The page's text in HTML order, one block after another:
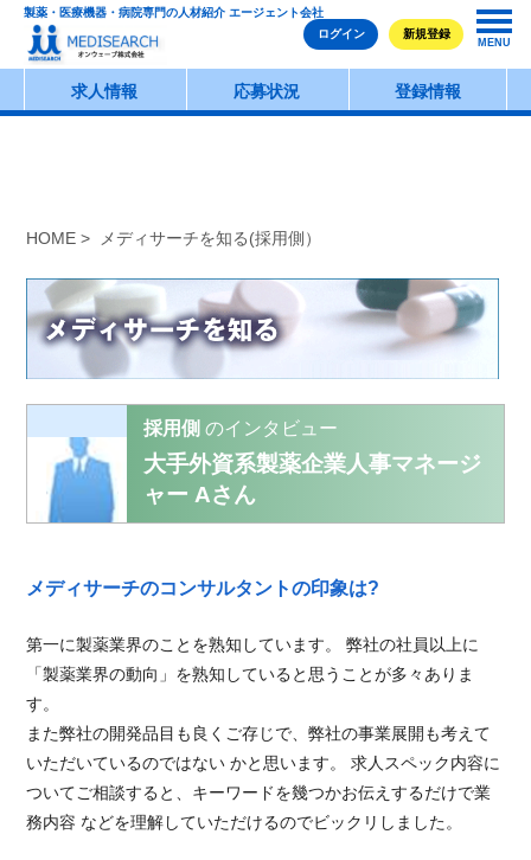
製薬・医療機器・病院専門の人材紹介 エージェント会社
ログイン
新規登録
MENU
求人情報 応募状況 登録情報
HOME > メディサーチを知る(採用側）
採用側のインタビュー
大手外資系製薬企業人事マネージ
ャー Aさん
メディサーチのコンサルタントの印象は?
第一に製薬業界のことを熟知しています。 弊社の社員以上に
「製薬業界の動向」を熟知していると思うことが多々ありま
す。
また弊社の開発品目も良くご存じで、弊社の事業展開も考えて
いただいているのではない かと思います。 求人スペック内容に
ついてご相談すると、キーワードを幾つかお伝えするだけで業
務内容 などを理解していただけるのでビックリしました。